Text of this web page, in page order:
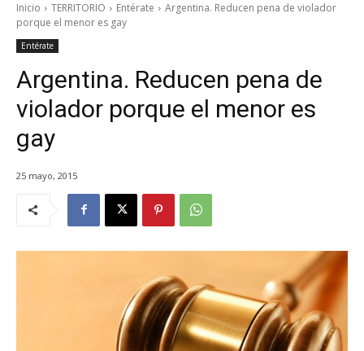
Inicio TERRITORIO Entérate
Argentina. Reducen pena de violador
porque el menor es gay
Entérate
Argentina. Reducen pena de
violador porque el menor es
gay
25 mayo, 2015